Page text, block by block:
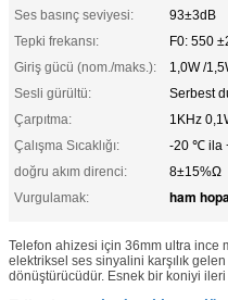
Ses basınç seviyesi:
93±3dB
Tepki frekansı:
F0: 550
Giriş gücü (nom./maks.):
1,0W /
Sesli gürültü:
Serbest
Çarpıtma:
1KHz
Çalışma Sıcaklığı:
-20 ℃ ila
doğru akım direnci:
8±15%Ω
Vurgulamak:
ham
Telefon ahizesi için 36mm ultra ince
elektriksel ses sinyalini karşılık
dönüştürücüdür. Esnek bir koniyi ileri